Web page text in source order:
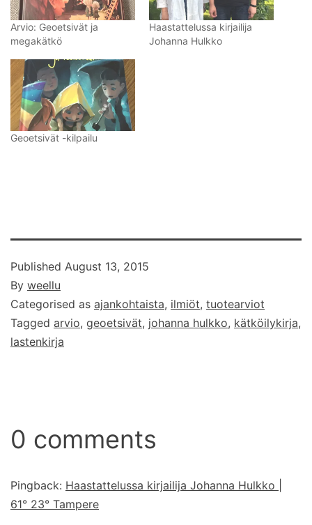
Arvio: Geoetsivät ja
megakätkö
Haastattelussa kirjailija
Johanna Hulkko
Geoetsivät -kilpailu
Published August 13, 2015
By weellu
Categorised as ajankohtaista, ilmiöt, tuotearviot
Tagged arvio, geoetsivät, johanna hulkko, kätköilykirja,
lastenkirja
0 comments
Pingback: Haastattelussa kirjailija Johanna Hulkko |
61° 23° Tampere